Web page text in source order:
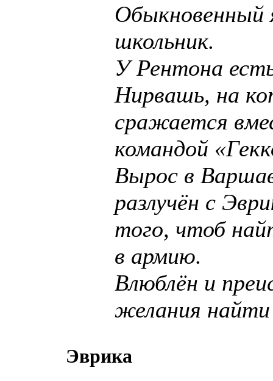
Обыкновенный
школьник.
У Рентона
Нирвашь, на
сражается
командой
Вырос в
разлучён с
того, чтоб
в армию.
Влюблён и
желания найти
Эврика